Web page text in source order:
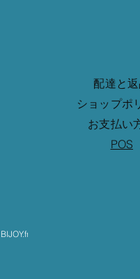
配達と
ショップポ
お支払い
POS